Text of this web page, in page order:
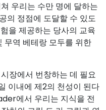
우리는 수만 명에 달하는
의 정점에 도달할 수 있도
을 제공하는 당사의 교육
무역 베테랑 모두를 위한
장에서 번창하는 데 필요
이내에 제2의 천성이 된다
에서 우리는 지식을 전